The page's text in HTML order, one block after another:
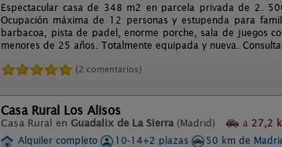
Espectacular casa de 348 m2 en parcela privada de 2.
Ocupación máxima de 12 personas y estupenda para
barbacoa, pista de padel, enorme porche, sala de juegos
menores de 25 años. Totalmente equipada y nueva.
(2 comentarios)
Casa Rural Los Alisos
Casa Rural en Guadalix de La Sierra (Madrid) a 27,2
Alquiler completo
10-14+2 plazas
50 km de